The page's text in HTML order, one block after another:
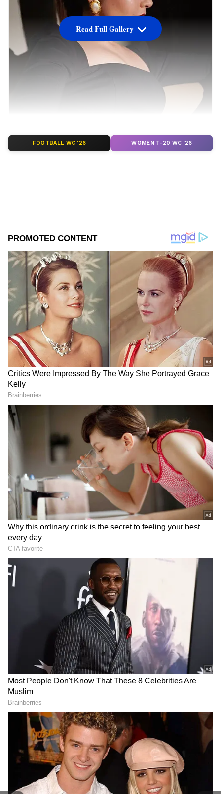
ఇటీవల రాశి ఖన్నాకి అంతగా కలసి రావడం లేదు.
గూగుల్‌లో ఆసక్తికరమైన సమాచారం కోసం ఏసియానెట్ తెలుగు
ను మీ ఫ్రిఫర్డ్ సోర్స్ గా ఎంచుకోండి
ఇప్పటి ట్రెండ్ కు తగ్గట్లుగా నటించడం.. నాజూకైన అందంతో
మెప్పించడంతో రాశి క్రేజ్ బాగా పెరిగింది. బెంగాల్ టైగర్,
సుప్రీం, తొలిప్రేమ, ప్రతిరోజు పండగే లాంటి హిట్
మూవీస్ రాశి ఖన్నా ఖాతాలో ఉన్నాయి.
Read Full Gallery
FOOTBALL WC '26 WOMEN T-20 WC '26